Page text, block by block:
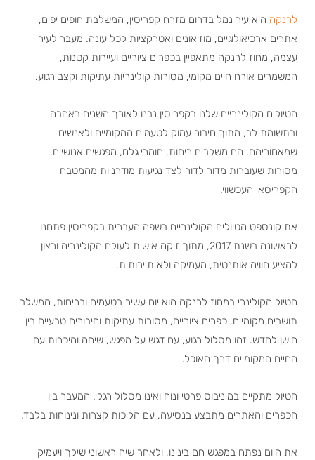
לרנקה היא עיר נמל בדרום מזרח קפריסין, המשלבת חופים יפים,
אתרים ארכיאולוגיים, מוזיאונים ואטרקציות לכל עונה. מעבר לעיר
עצמה, מחוז לרנקה מתאפיין בכפרים ציוריים ועיירות קטנות,
המשמרים אורח חיים מקומי, מסורות קולינריות עתיקות וקצב רגוע.
הטיולים הקולינריים שלנו בקפריסין נבנו לאורך השנים באהבה
ובתשומת לב, מתוך חיבור עמוק לטעמים המקומיים ולאנשים
שמאחוריהם. הם משלבים ריחות, חומרי גלם, מפגשים אנושיים,
מסורות שעוברות מדור לדור לצד נגיעות מודרניות מהמטבח
הקפריסאי העכשווי.
את קונספט הטיולים הקולינריים בשפה העברית בקפריסין פתחנו
לראשונה בשנת 2017, מתוך זיקה אישית לעולם הקולינריה ורצון
להציע חוויה אותנטית, מעמיקה ולא תיירותית.
הטיול הקולינרי במחוז לרנקה הוא יום עשיר בטעמים ובריחות, המשלב
תושבים מקומיים, כפרים ציוריים, מסורות עתיקות וחיבורים טבעיים בין
הישן לחדש. זהו מסלול רגוע, עם דגש על מפגש, שיחה והיכרות עם
החיים המקומיים דרך האוכל.
הטיול מתקיים במיניבוס פרטי ונוח ואינו מסלול רגלי. המעבר בין
הכפרים והאתרים מתבצע בנסיעה, עם הליכות קצרות ונינוחות בלבד.
את היום נפתח במפגש חם בינינו, ולאחר שיח ראשוני שילך ויעמיק